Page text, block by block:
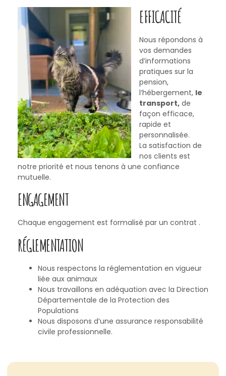
EFFICACITÉ
Nous répondons à
vos demandes
d’informations
pratiques sur la
pension,
l’hébergement, le
transport, de
façon efficace,
rapide et
personnalisée.
La satisfaction de
nos clients est
notre priorité et nous tenons à une confiance
mutuelle.
ENGAGEMENT
Chaque engagement est formalisé par un contrat .
RÉGLEMENTATION
Nous respectons la réglementation en vigueur
liée aux animaux
Nous travaillons en adéquation avec la Direction
Départementale de la Protection des
Populations
Nous disposons d’une assurance responsabilité
civile professionnelle.